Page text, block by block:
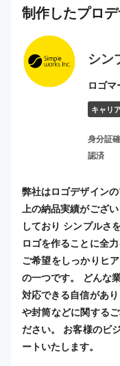
制作したプロ
シン
ロゴ
キャリ
身分証確
認済
弊社はロゴデザイン
上の納品実績がござ
しており シンプルさ
ロゴを作ることに全
ご希望をしっかりヒ
の一つです。 どんな
対応できる自信があ
や封筒などに関する
ださい。 お客様のビ
ートいたします。